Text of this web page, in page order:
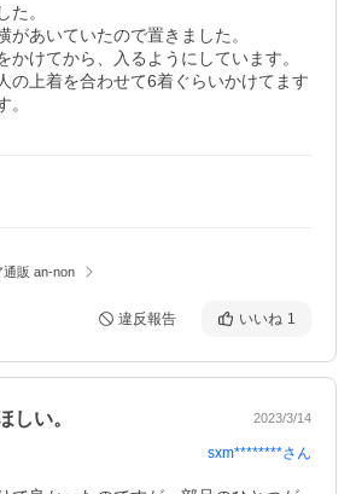
た。
があいていたので置きました。
かけてから、入るようにしています。
の上着を合わせて6着ぐらいかけてます
。
通販 an-non
違反報告 いいね 1
しい。 2023/3/14
sxm********さん